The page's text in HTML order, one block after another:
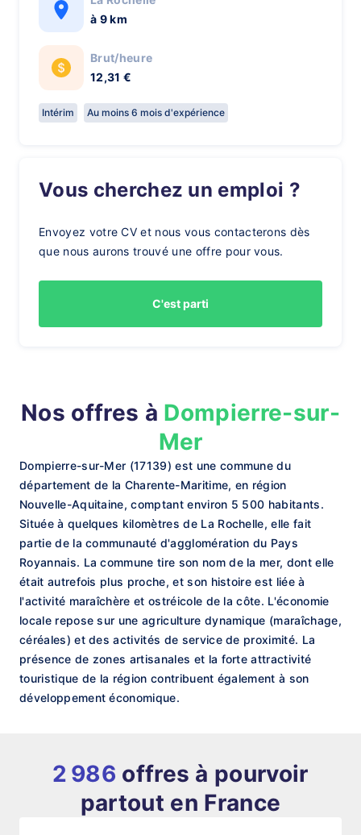
à 9 km
Brut/heure
12,31 €
Intérim Au moins 6 mois d'expérience
Vous cherchez un emploi ?
Envoyez votre CV et nous vous contacterons dès
que nous aurons trouvé une offre pour vous.
C'est parti
Nos offres à Dompierre-sur-
Mer
Dompierre-sur-Mer (17139) est une commune du
département de la Charente-Maritime, en région
Nouvelle-Aquitaine, comptant environ 5 500 habitants.
Située à quelques kilomètres de La Rochelle, elle fait
partie de la communauté d'agglomération du Pays
Royannais. La commune tire son nom de la mer, dont elle
était autrefois plus proche, et son histoire est liée à
l'activité maraîchère et ostréicole de la côte. L'économie
locale repose sur une agriculture dynamique (maraîchage,
céréales) et des activités de service de proximité. La
présence de zones artisanales et la forte attractivité
touristique de la région contribuent également à son
développement économique.
2 986 offres à pourvoir
partout en France